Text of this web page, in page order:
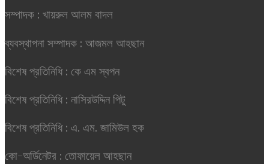
সম্পাদক : খায়রুল আলম বাদল
ব্যবস্থাপনা সম্পাদক : আজমল আহছান
বিশেষ প্রতিনিধি : কে এম স্বপন
বিশেষ প্রতিনিধি : নাসিরউদ্দিন পিটু
বিশেষ প্রতিনিধি : এ. এম. জামিউল হক
কো-অর্ডিনেটর : তোফায়েল আহছান